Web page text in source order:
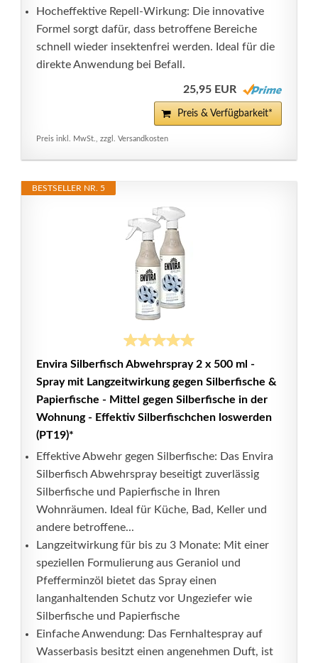
Hocheffektive Repell-Wirkung: Die innovative
Formel sorgt dafür, dass betroffene Bereiche
schnell wieder insektenfrei werden. Ideal für die
direkte Anwendung bei Befall.
25,95 EUR
Preis & Verfügbarkeit*
Preis inkl. MwSt., zzgl. Versandkosten
BESTSELLER NR. 5
Envira Silberfisch Abwehrspray 2 x 500 ml -
Spray mit Langzeitwirkung gegen Silberfische &
Papierfische - Mittel gegen Silberfische in der
Wohnung - Effektiv Silberfischchen loswerden
(PT19)*
Effektive Abwehr gegen Silberfische: Das Envira
Silberfisch Abwehrspray beseitigt zuverlässig
Silberfische und Papierfische in Ihren
Wohnräumen. Ideal für Küche, Bad, Keller und
andere betroffene...
Langzeitwirkung für bis zu 3 Monate: Mit einer
speziellen Formulierung aus Geraniol und
Pfefferminzöl bietet das Spray einen
langanhaltenden Schutz vor Ungeziefer wie
Silberfische und Papierfische
Einfache Anwendung: Das Fernhaltespray auf
Wasserbasis besitzt einen angenehmen Duft, ist